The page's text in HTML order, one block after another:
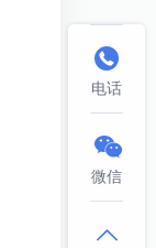

电话

微信
